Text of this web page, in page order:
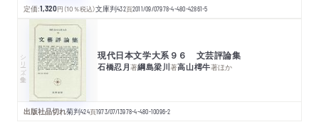
定価:1,320円 （10％税込）文庫判432頁2011/09/07978-4-480-42861-5
シリーズ・全集 現代日本文学大系９６ 文芸評論集
石橋忍月著綱島梁川著高山樗牛著ほか
出版社品切れ菊判424頁1973/07/13978-4-480-10096-2